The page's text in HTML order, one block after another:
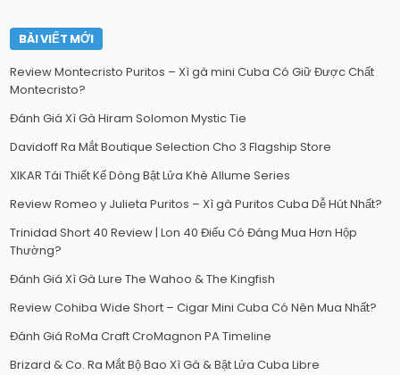
BÀI VIẾT MỚI
Review Montecristo Puritos – Xì gà mini Cuba Có Giữ Được Chất
Montecristo?
Đánh Giá Xì Gà Hiram Solomon Mystic Tie
Davidoff Ra Mắt Boutique Selection Cho 3 Flagship Store
XIKAR Tái Thiết Kế Dòng Bật Lửa Khè Allume Series
Review Romeo y Julieta Puritos – Xì gà Puritos Cuba Dễ Hút Nhất?
Trinidad Short 40 Review | Lon 40 Điếu Có Đáng Mua Hơn Hộp
Thường?
Đánh Giá Xì Gà Lure The Wahoo & The Kingfish
Review Cohiba Wide Short – Cigar Mini Cuba Có Nên Mua Nhất?
Đánh Giá RoMa Craft CroMagnon PA Timeline
Brizard & Co. Ra Mắt Bộ Bao Xì Gà & Bật Lửa Cuba Libre